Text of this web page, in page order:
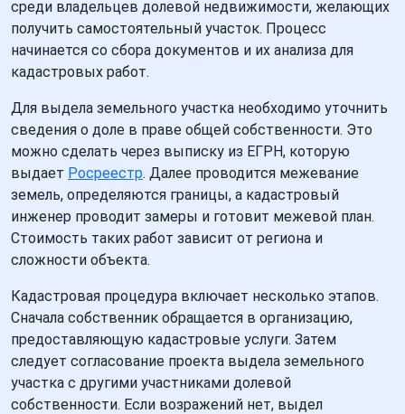
среди владельцев долевой недвижимости, желающих
получить самостоятельный участок. Процесс
начинается со сбора документов и их анализа для
кадастровых работ.
Для выдела земельного участка необходимо уточнить
сведения о доле в праве общей собственности. Это
можно сделать через выписку из ЕГРН, которую
выдает Росреестр. Далее проводится межевание
земель, определяются границы, а кадастровый
инженер проводит замеры и готовит межевой план.
Стоимость таких работ зависит от региона и
сложности объекта.
Кадастровая процедура включает несколько этапов.
Сначала собственник обращается в организацию,
предоставляющую кадастровые услуги. Затем
следует согласование проекта выдела земельного
участка с другими участниками долевой
собственности. Если возражений нет, выдел